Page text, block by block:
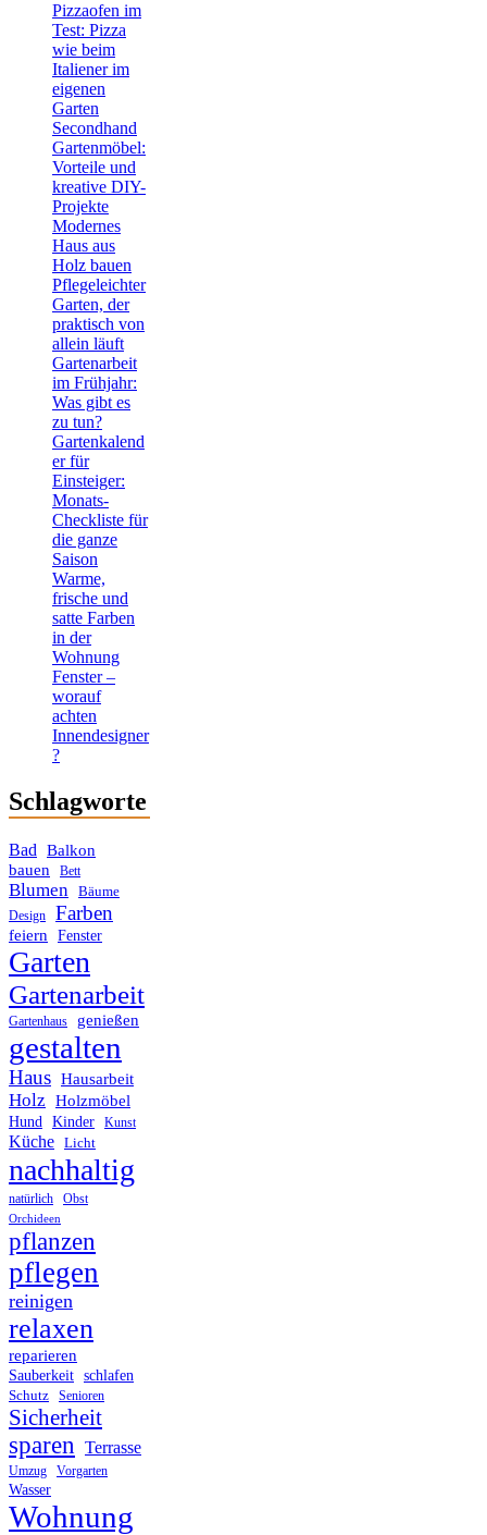
Pizzaofen im
Test: Pizza
wie beim
Italiener im
eigenen
Garten
Secondhand
Gartenmöbel:
Vorteile und
kreative DIY-
Projekte
Modernes
Haus aus
Holz bauen
Pflegeleichter
Garten, der
praktisch von
allein läuft
Gartenarbeit
im Frühjahr:
Was gibt es
zu tun?
Gartenkalend
er für
Einsteiger:
Monats-
Checkliste für
die ganze
Saison
Warme,
frische und
satte Farben
in der
Wohnung
Fenster –
worauf
achten
Innendesigner
?
Schlagworte
Bad
Balkon
bauen
Bett
Blumen Bäume
Design Farben
feiern Fenster
Garten
Gartenarbeit
Gartenhaus genießen
gestalten
Haus Hausarbeit
Holz Holzmöbel
Hund Kinder Kunst
Küche Licht
nachhaltig
natürlich Obst
Orchideen
pflanzen
pflegen
reinigen
relaxen
reparieren
Sauberkeit schlafen
Schutz Senioren
Sicherheit
sparen Terrasse
Umzug Vorgarten
Wasser
Wohnung